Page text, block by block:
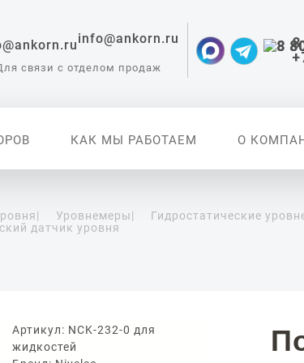
info@ankorn.ru
связи с отделом продаж
КАК МЫ РАБОТАЕМ О
для
| Уровнемеры|
Гидростатические
датчик уровня
Артикул: NCK-232-0 для
жидкостей